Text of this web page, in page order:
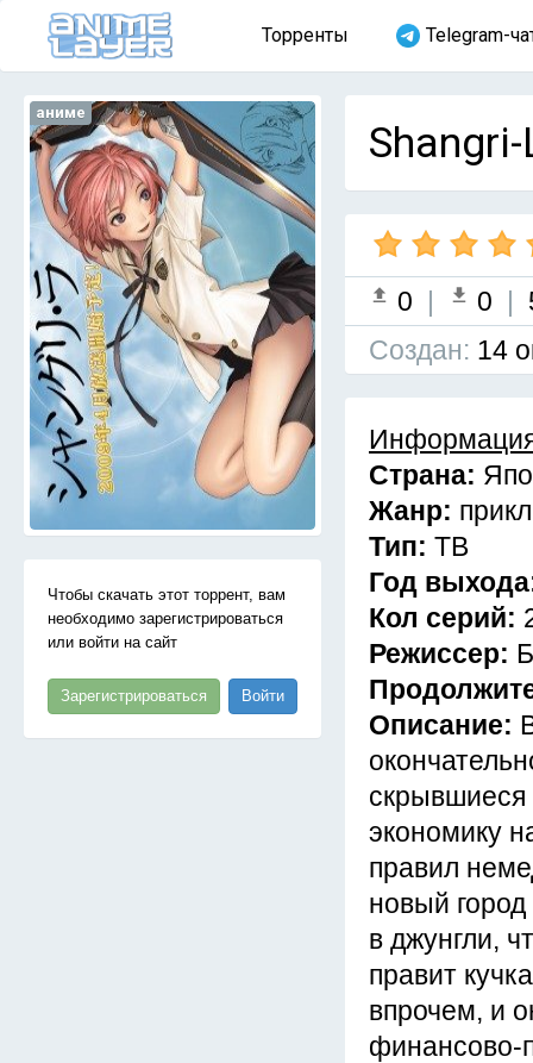
Торренты Telegram-
аниме
Чтобы скачать этот торрент, вам
необходимо зарегистрироваться
или войти на сайт
Зарегистрироваться Войти
0 | 0 |
Cоздан: 14
Страна:
Жанр:
Тип: ТВ
Год
Кол серий:
Режиссер:
Описание:
скрывшиеся
экономику
правил
новый
в джунгли,
правит
впрочем, и
финансово-